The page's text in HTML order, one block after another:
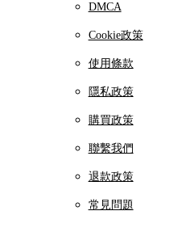
DMCA
Cookie政策
使用條款
隱私政策
購買政策
聯繫我們
退款政策
常見問題